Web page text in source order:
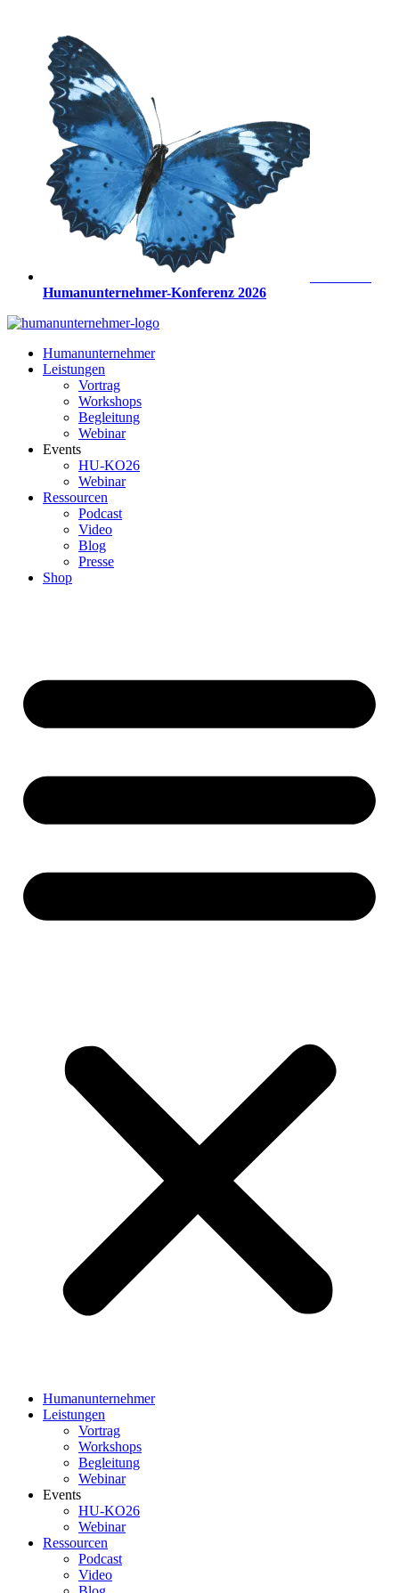
springen
Humanunternehmer-Konferenz 2026
Humanunternehmer
Leistungen
Vortrag
Workshops
Begleitung
Webinar
Events
HU-KO26
Webinar
Ressourcen
Podcast
Video
Blog
Presse
Shop
Humanunternehmer
Leistungen
Vortrag
Workshops
Begleitung
Webinar
Events
HU-KO26
Webinar
Ressourcen
Podcast
Video